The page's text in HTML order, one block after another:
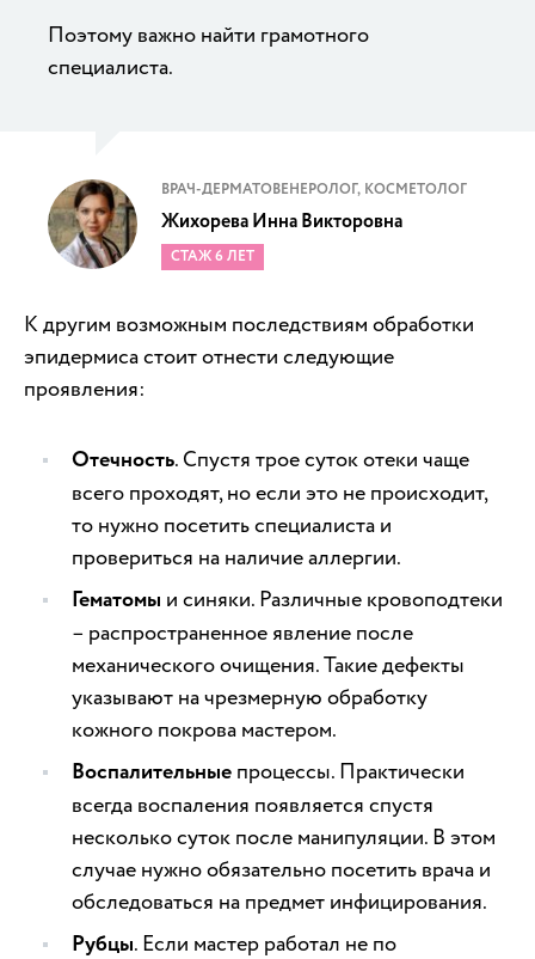
Поэтому важно найти грамотного
специалиста.
ВРАЧ-ДЕРМАТОВЕНЕРОЛОГ, КОСМЕТОЛОГ
Жихорева Инна Викторовна
СТАЖ 6 ЛЕТ
К другим возможным последствиям обработки
эпидермиса стоит отнести следующие
проявления:
Отечность. Спустя трое суток отеки чаще
всего проходят, но если это не происходит,
то нужно посетить специалиста и
провериться на наличие аллергии.
Гематомы и синяки. Различные кровоподтеки
– распространенное явление после
механического очищения. Такие дефекты
указывают на чрезмерную обработку
кожного покрова мастером.
Воспалительные процессы. Практически
всегда воспаления появляется спустя
несколько суток после манипуляции. В этом
случае нужно обязательно посетить врача и
обследоваться на предмет инфицирования.
Рубцы. Если мастер работал не по